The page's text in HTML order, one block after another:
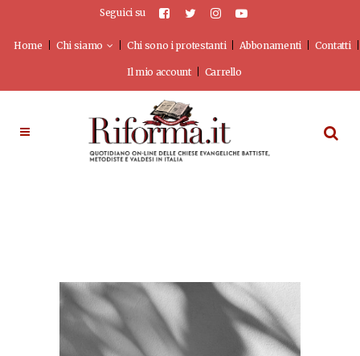
Seguici su
Home Chi siamo Chi sono i protestanti Abbonamenti Contatti
Il mio account Carrello